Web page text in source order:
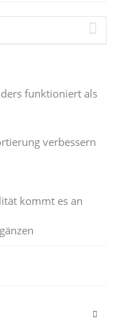
funktioniert als
verbessern
kommt es an